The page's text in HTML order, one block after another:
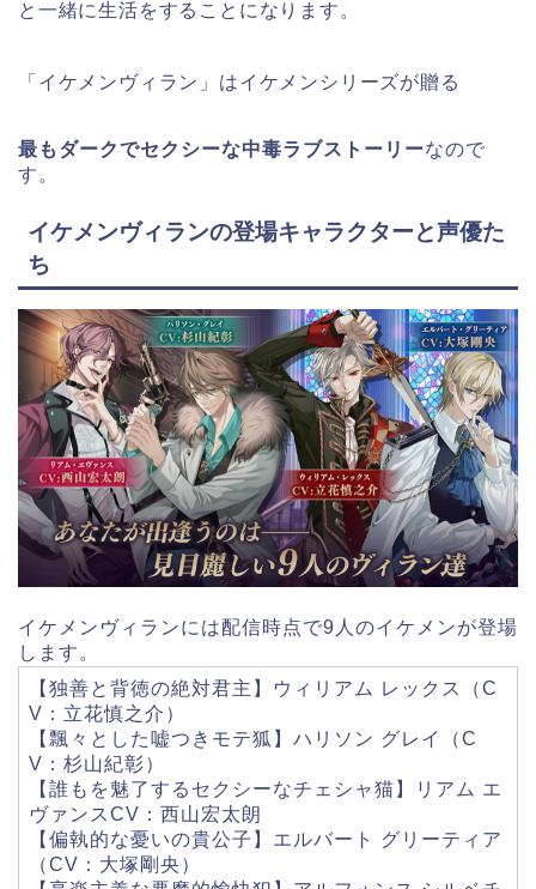
と一緒に生活をすることになります。
「イケメンヴィラン」はイケメンシリーズが贈る
最もダークでセクシーな中毒ラブストーリーなので
す。
イケメンヴィランの登場キャラクターと声優た
ち
イケメンヴィランには配信時点で9人のイケメンが登場
します。
【独善と背徳の絶対君主】ウィリアム レックス（C
V：立花慎之介）
【飄々とした嘘つきモテ狐】ハリソン グレイ（C
V：杉山紀彰）
【誰もを魅了するセクシーなチェシャ猫】リアム エ
ヴァンスCV：西山宏太朗
【偏執的な憂いの貴公子】エルバート グリーティア
（CV：大塚剛央）